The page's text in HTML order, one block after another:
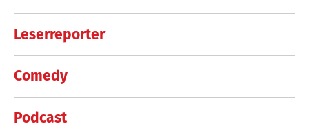
Leserreporter
Comedy
Podcast